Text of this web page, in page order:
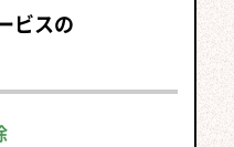
ビスの